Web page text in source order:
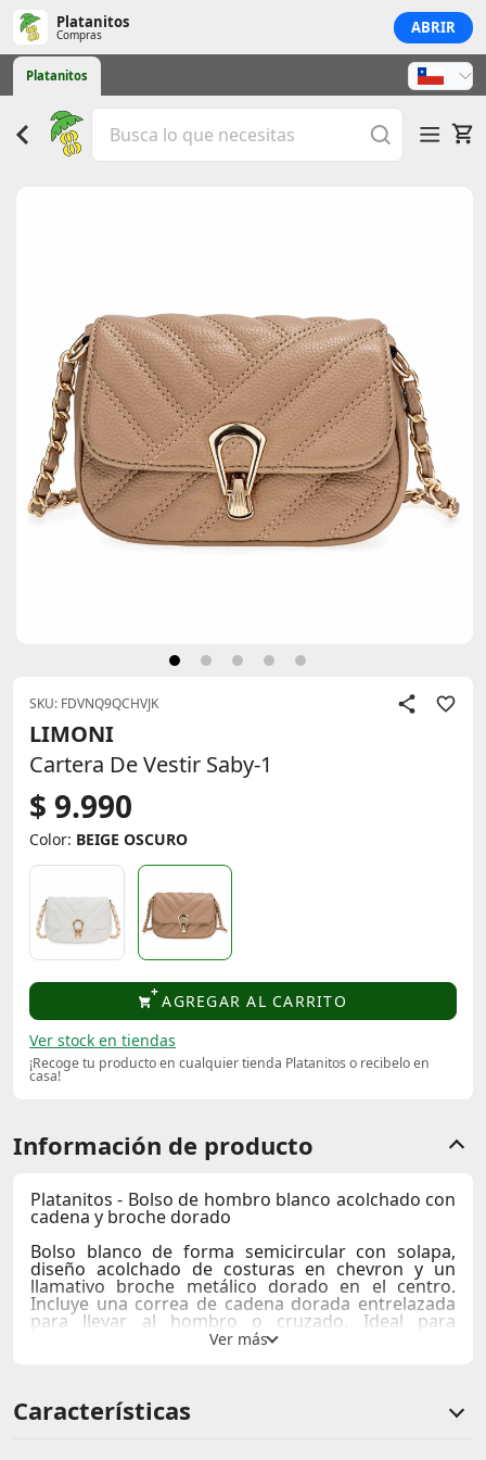
Platanitos
Compras ABRIR
Platanitos
SKU: FDVNQ9QCHVJK
LIMONI
Cartera De Vestir Saby-1
$ 9.990
Color: BEIGE OSCURO
AGREGAR AL CARRITO
Ver stock en tiendas
¡Recoge tu producto en cualquier tienda Platanitos o recibelo en
casa!
Información de producto
Platanitos - Bolso de hombro blanco acolchado con
cadena y broche dorado
Bolso blanco de forma semicircular con solapa,
diseño acolchado de costuras en chevron y un
llamativo broche metálico dorado en el centro.
Incluye una correa de cadena dorada entrelazada
para llevar al hombro o cruzado. Ideal para
completar estilos elegantes, casuales y de noche.
Medidas:18cm de ancho x 6cm profundidad x
11,5cm alto
Características